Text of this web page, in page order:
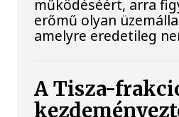
működéséért, arra
erőmű olyan
amelyre eredetileg
A Tisza-